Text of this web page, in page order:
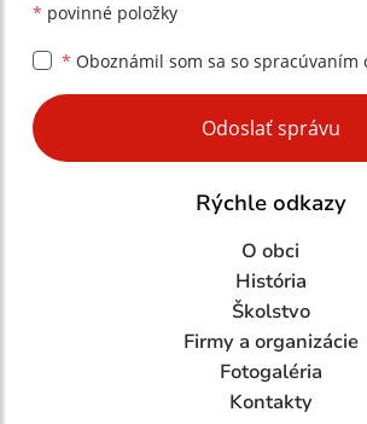
* povinné položky
* Oboznámil som sa so spracúvaním
Google reCaptcha Response
Odoslať správu
Rýchle odkazy
O obci
História
Školstvo
Firmy a organizácie
Fotogaléria
Kontakty